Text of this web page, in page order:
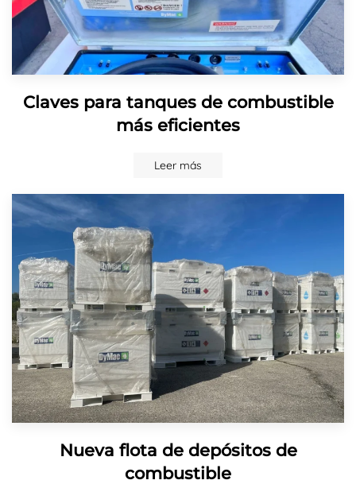
Claves para tanques de combustible
más eficientes
Leer más
Nueva flota de depósitos de
combustible